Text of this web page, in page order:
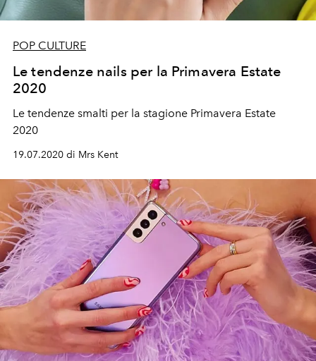
POP CULTURE
Le tendenze nails per la Primavera Estate
2020
Le tendenze smalti per la stagione Primavera Estate
2020
19.07.2020 di Mrs Kent